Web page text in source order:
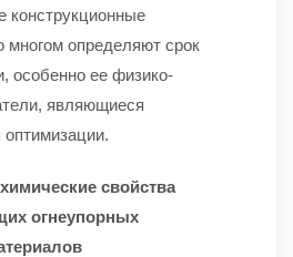
конструкционные
многом определяют срок
особенно ее физико-
являющиеся
свойства
огнеупорных